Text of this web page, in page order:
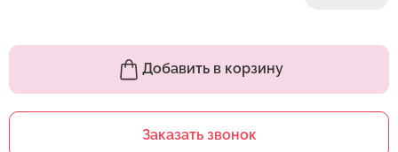
Добавить в корзину
Заказать звонок